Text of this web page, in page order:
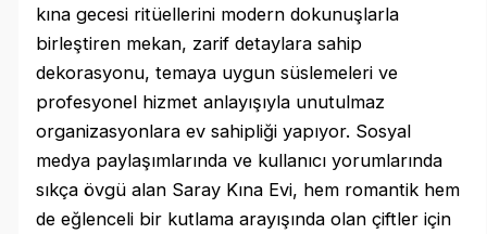
kına gecesi ritüellerini modern dokunuşlarla
birleştiren mekan, zarif detaylara sahip
dekorasyonu, temaya uygun süslemeleri ve
profesyonel hizmet anlayışıyla unutulmaz
organizasyonlara ev sahipliği yapıyor. Sosyal
medya paylaşımlarında ve kullanıcı yorumlarında
sıkça övgü alan Saray Kına Evi, hem romantik hem
de eğlenceli bir kutlama arayışında olan çiftler için